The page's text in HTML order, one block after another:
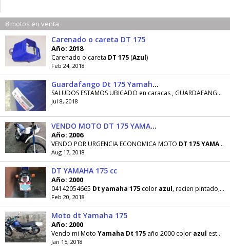
8 motos en venta
Carenado o careta DT 175
Año: 2018
Carenado o careta DT 175 (Azul)
Feb 24, 2018
Guardafango Dt 175 Yamaha Azul
SALUDOS ESTAMOS UBICADO en caracas , GUARDAFANGO
Jul 8, 2018
VENDO MOTO DT 175 YAMAHA
Año: 2006
VENDO POR URGENCIA ECONOMICA MOTO DT 175YAMAHA
Aug 17, 2018
DT YAMAHA 175 cc
Año: 2000
04142054665 Dt yamaha 175 color azul, recien pintado, cauchos nuevos, asiento cruces volantet
Feb 20, 2018
Moto dt Yamaha 175
Año: 2000
Vendo mi Moto Yamaha Dt 175 año 2000 color azul esta fino de motor todo original
Jan 15, 2018